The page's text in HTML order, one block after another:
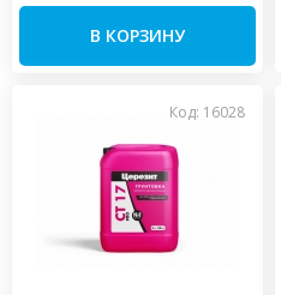
В КОРЗИНУ
Код: 16028